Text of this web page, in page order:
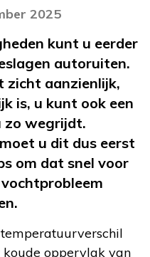
2025
kunt u eerder
autoruiten.
zicht aanzienlijk,
is, u kunt ook een
zo wegrijdt.
u dit dus eerst
om dat snel voor
oppervlak van